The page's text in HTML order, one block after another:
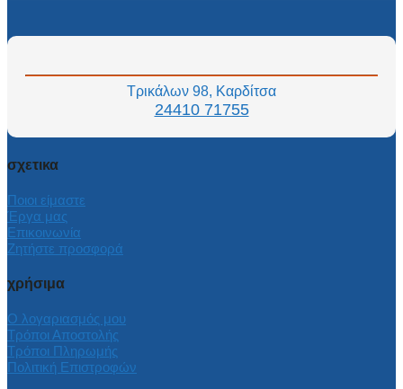
Τρικάλων 98, Καρδίτσα
24410 71755
σχετικα
Ποιοι είμαστε
Έργα μας
Επικοινωνία
Ζητήστε προσφορά
χρήσιμα
Ο λογαριασμός μου
Τρόποι Αποστολής
Τρόποι Πληρωμής
Πολιτική Επιστροφών